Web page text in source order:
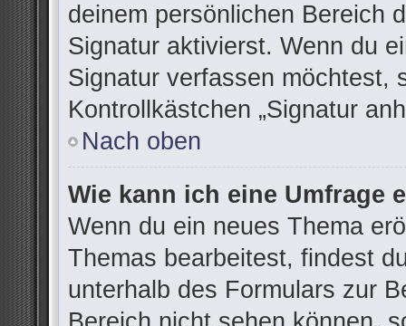
deinem persönlichen Bereich
Signatur aktivierst. Wenn du
Signatur verfassen möchtest,
Kontrollkästchen „Signatur
Nach oben
Wie kann ich eine Umfrage
Wenn du ein neues Thema
Themas bearbeitest, findest
unterhalb des Formulars zur